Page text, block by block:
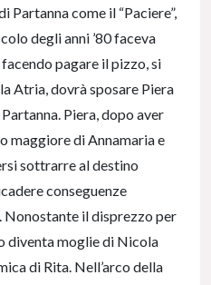
Partanna come il “Paciere”,
degli anni ’80 faceva
pagare il pizzo, si
Atria, dovrà sposare Piera
Piera, dopo aver
maggiore di Annamaria e
sottrarre al destino
conseguenze
Nonostante il disprezzo per
diventa moglie di Nicola
di Rita. Nell’arco della